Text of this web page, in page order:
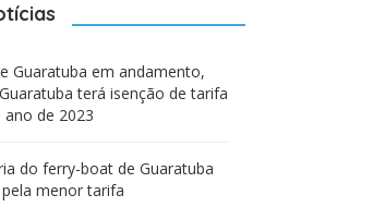
Guaratuba em andamento,
terá isenção de tarifa
de 2023
do ferry-boat de Guaratuba
menor tarifa